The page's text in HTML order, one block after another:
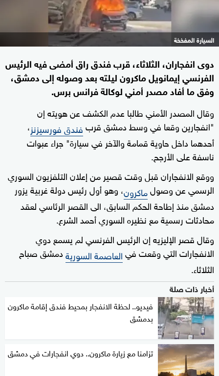
السيارة المفخخة
دوى انفجاران، الثلاثاء، قرب فندق راق أمضى فيه الرئيس
الفرنسي إيمانويل ماكرون ليلته بعد وصوله إلى دمشق،
وفق ما أفاد مصدر أمني لوكالة فرانس برس.
وقال المصدر الأمني طالبا عدم الكشف عن هويته إن
"انفجارين وقعا في وسط دمشق قربفندق فورسيزنز،
أحدهما داخل حاوية قمامة والآخر في سيارة" جراء عبوات
ناسفة على الأرجح.
ووقع الانفجاران قبل وقت قصير من إعلان التلفزيون السوري
الرسمي عن وصولماكرون، وهو أول رئيس دولة غربية يزور
دمشق منذ إطاحة الحكم السابق، الى القصر الرئاسي لعقد
محادثات رسمية مع نظيره السوري أحمد الشرع.
وقال ⁠قصر الإليزيه إن الرئيس الفرنسي ‌لم يسمع دوي
الانفجارات ‌التي ‌وقعت فيالعاصمة السوريةدمشق صباح
‌الثلاثاء.
أخبار ذات صلة
فيديو.. لحظة الانفجار بمحيط فندق إقامة ماكرون
بدمشق
تزامنا مع زيارة ماكرون.. دوي انفجارات في دمشق